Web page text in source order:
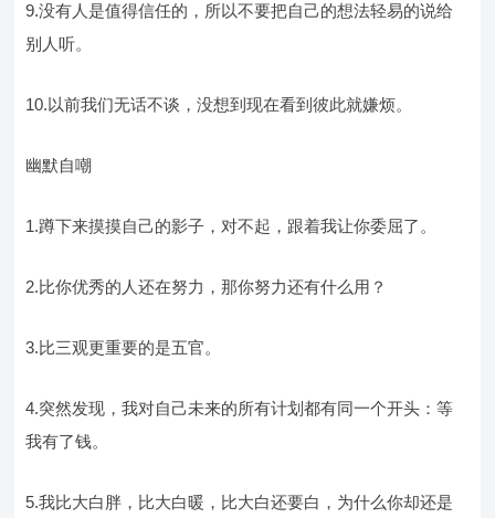
9.没有人是值得信任的，所以不要把自己的想法轻易的说给
别人听。
10.以前我们无话不谈，没想到现在看到彼此就嫌烦。
幽默自嘲
1.蹲下来摸摸自己的影子，对不起，跟着我让你委屈了。
2.比你优秀的人还在努力，那你努力还有什么用？
3.比三观更重要的是五官。
4.突然发现，我对自己未来的所有计划都有同一个开头：等
我有了钱。
5.我比大白胖，比大白暖，比大白还要白，为什么你却还是